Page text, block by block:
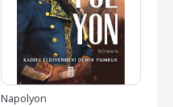
Napolyon